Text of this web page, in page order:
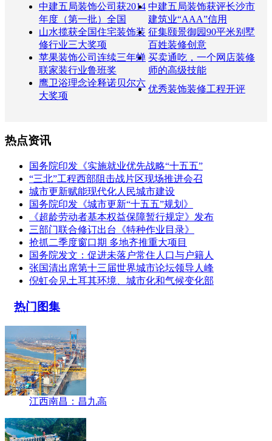
中建五局装饰公司获2014
年度（第一批）全国
中建五局装饰获评长沙市
建筑业“AAA”信用
山水揽获全国住宅装饰装
修行业三大奖项
征集颐景御园90平米别墅
百姓装修创意
苹果装饰公司连续三年蝉
联家装行业鲁班奖
买卖通吃，一个网店装修
师的高级技能
鹰卫浴理念诠释诺贝尔六
大奖项
优秀装饰装修工程开评
热点资讯
国务院印发《实施就业优先战略“十五五”
“三北”工程西部阻击战片区现场推进会召
城市更新赋能现代化人民城市建设
国务院印发《城市更新“十五五”规划》
《超龄劳动者基本权益保障暂行规定》发布
三部门联合修订出台《特种作业目录》
抢抓二季度窗口期 多地齐推重大项目
国务院发文：促进未落户常住人口与户籍人
张国清出席第十三届世界城市论坛领导人峰
倪虹会见土耳其环境、城市化和气候变化部
热门图集
江西南昌：昌九高